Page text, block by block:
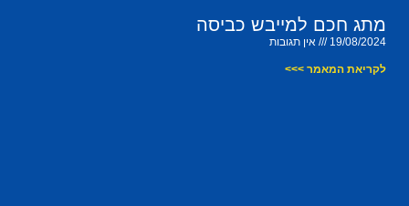
מתג חכם למייבש כביסה
19/08/2024 אין תגובות
לקריאת המאמר >>>